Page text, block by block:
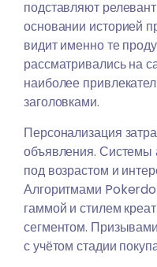
подставляют
основании историей
видит именно те
рассматривались на
наиболее
заголовками.
Персонализация
объявления. Системы
под возрастом и
Алгоритмами
гаммой и стилем
сегментом.
с учётом стадии